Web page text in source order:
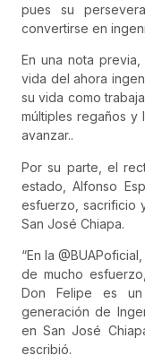
pues su
convertirse en
En una nota
vida del ahora
su vida como
múltiples regaños y
avanzar..
Por su parte, el
estado, Alfonso
esfuerzo, sacrificio
San José Chiapa.
“En la
de mucho
Don Felipe es
generación de
en San José
escribió.